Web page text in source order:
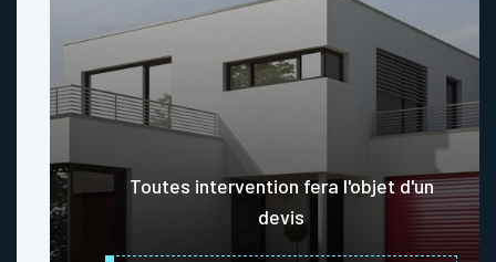
Toutes intervention fera l'objet d'un
devis